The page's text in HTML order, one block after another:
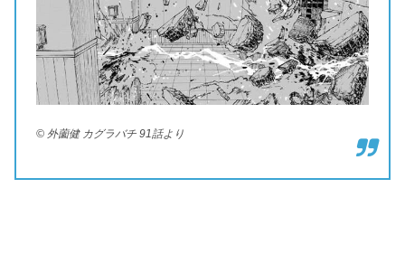
© 外薗健 カグラバチ 91話より